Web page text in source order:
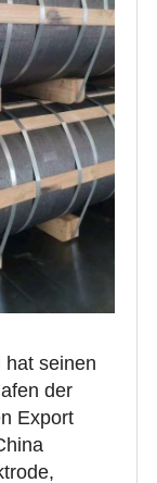
hat seinen
der
Export